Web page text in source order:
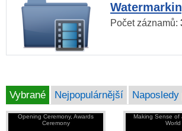
Počet záznamů:
Vybrané Nejpopulárnější Naposledy
Opening Ceremony, Awards
Ceremony
Making Sense of
World